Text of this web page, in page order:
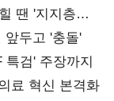
땐 '지지층
두고 '충돌'
검' 주장까지
료 혁신 본격화